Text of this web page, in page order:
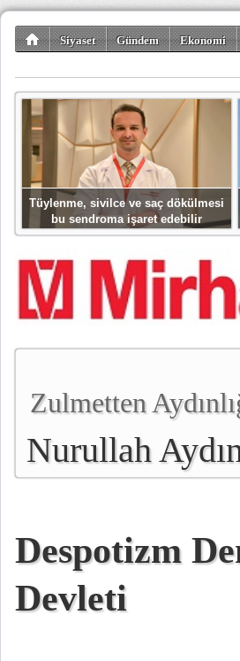
Siyaset Gündem Ekonomi
Tüylenme, sivilce ve saç dökülmesi
bu sendroma işaret edebilir
Zulmetten
Nurullah
Despotizm
Devleti